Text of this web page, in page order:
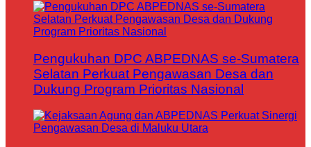
Pengukuhan DPC ABPEDNAS se-Sumatera
Selatan Perkuat Pengawasan Desa dan
Dukung Program Prioritas Nasional